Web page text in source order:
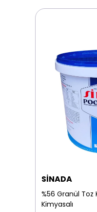
SİNADA
%56 Granül Toz
Kimyasalı